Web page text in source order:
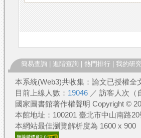
簡易查詢 進階查詢 熱門排行 我的研
本系統(Web3)共收集：論文已授權全
目前上線人數： 19046 ／ 訪客人次（
國家圖書館著作權聲明 Copyright ©
本館地址：100201 臺北市中山南路
本網站最佳瀏覽解析度為 1600 x 900